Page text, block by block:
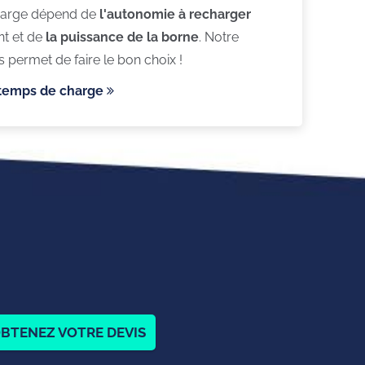
dépend de l'autonomie à recharger
et de la puissance de la borne. Notre
permet de faire le bon choix !
de charge
VOTRE DEVIS